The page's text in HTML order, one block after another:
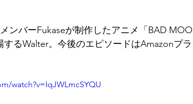
ンバーFukaseが制作したアニメ「BAD
るWalter。今後のエピソードはAmazonプラ
watch?v=IqJWLmcSYQU